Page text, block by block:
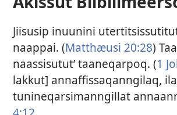
Jiisusip inuunini
naap­pai. (Mat­thæusi 20:28)
naas­sisutut’ taaneqar­poq. (1
lak­kut] an­naf­fis­saqan­ngilaq,
tunineqarsiman­ngil­lat